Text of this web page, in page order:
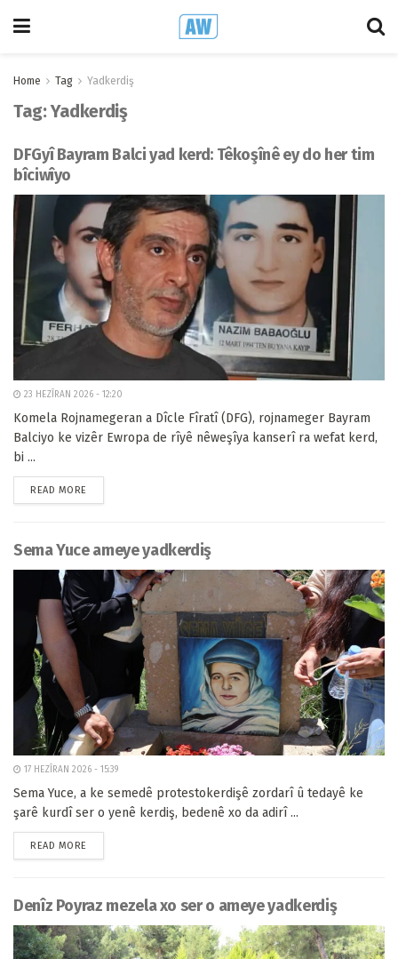
Home Tag Yadkerdiş
Tag:Yadkerdiş
DFGyî Bayram Balci yad kerd: Têkoşînê ey do her tim
bîciwîyo
23 HEZÎRAN 2026 - 12:20
Komela Rojnamegeran a Dîcle Fîratî (DFG), rojnameger Bayram
Balciyo ke vizêr Ewropa de rîyê nêweşîya kanserî ra wefat kerd,
bi ...
READ MORE
Sema Yuce ameye yadkerdiş
17 HEZÎRAN 2026 - 15:39
Sema Yuce, a ke semedê protestokerdişê zordarî û tedayê ke
şarê kurdî ser o yenê kerdiş, bedenê xo da adirî ...
READ MORE
Denîz Poyraz mezela xo ser o ameye yadkerdiş